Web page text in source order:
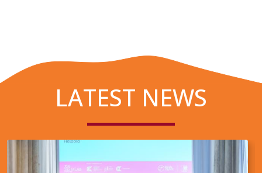
LATEST NEWS